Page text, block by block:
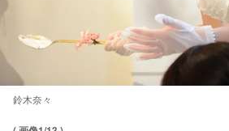
鈴木奈々